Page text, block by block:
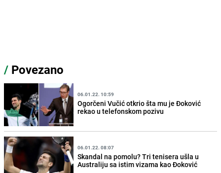
/ Povezano
06.01.22. 10:59
Ogorčeni Vučić otkrio šta mu je Đoković
rekao u telefonskom pozivu
06.01.22. 08:07
Skandal na pomolu? Tri tenisera ušla u
Australiju sa istim vizama kao Đoković